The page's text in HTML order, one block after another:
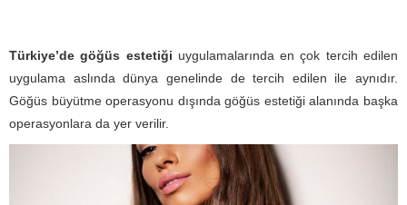
Türkiye’de göğüs estetiği uygulamalarında en çok tercih edilen
uygulama aslında dünya genelinde de tercih edilen ile aynıdır.
Göğüs büyütme operasyonu dışında göğüs estetiği alanında başka
operasyonlara da yer verilir.